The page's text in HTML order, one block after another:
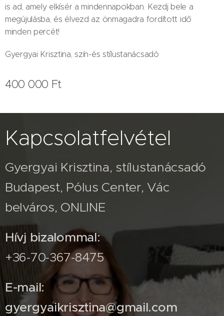
is ad, amely elkísér a mindennapokban. Kezdj bele a
megújulásba, és élvezd az önmagadra fordított idő
minden percét!
Gyergyai Krisztina, szín-és stílustanácsadó
400 000 Ft
Kapcsolatfelvétel
Gyergyai Krisztina, stílustanácsadó
Budapest, Pólus Center, Vác
belváros, ONLINE
Hívj bizalommal:
+36-70-367-8475
E-mail:
gyergyaikrisztina@gmail.com